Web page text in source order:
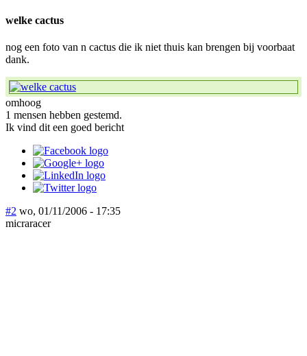
welke cactus
nog een foto van n cactus die ik niet thuis kan brengen bij voorbaat
dank.
omhoog
1 mensen hebben gestemd.
Ik vind dit een goed bericht
#2 wo, 01/11/2006 - 17:35
micraracer